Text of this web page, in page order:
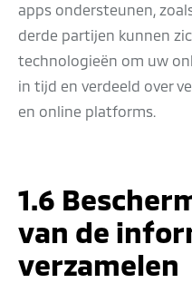
apps ondersteunen,
derde partijen kunnen
technologieën om uw
in tijd en verdeeld over
en online platforms.
1.6
van de
verzamelen